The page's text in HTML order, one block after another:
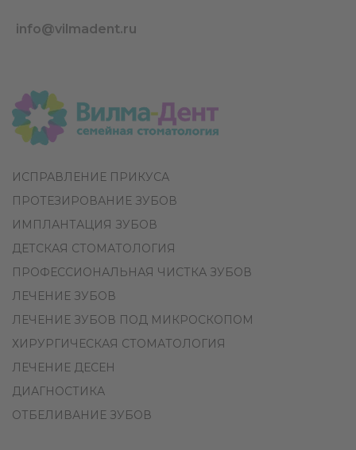
info@vilmadent.ru
ИСПРАВЛЕНИЕ ПРИКУСА
ПРОТЕЗИРОВАНИЕ ЗУБОВ
ИМПЛАНТАЦИЯ ЗУБОВ
ДЕТСКАЯ СТОМАТОЛОГИЯ
ПРОФЕССИОНАЛЬНАЯ ЧИСТКА ЗУБОВ
ЛЕЧЕНИЕ ЗУБОВ
ЛЕЧЕНИЕ ЗУБОВ ПОД МИКРОСКОПОМ
ХИРУРГИЧЕСКАЯ СТОМАТОЛОГИЯ
ЛЕЧЕНИЕ ДЕСЕН
ДИАГНОСТИКА
ОТБЕЛИВАНИЕ ЗУБОВ